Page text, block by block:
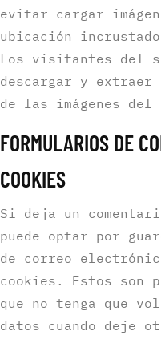
evitar cargar
ubicación
Los visitantes del
descargar y extraer
de las imágenes
FORMULARIOS DE
COOKIES
Si deja un
puede optar por
de correo
cookies. Estos son
que no tenga que
datos cuando deje